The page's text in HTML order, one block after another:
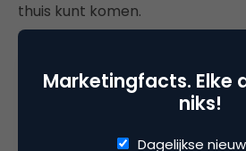
thuis kunt komen.
De echte internetwinnaars zijn
en domineren inmiddels niet
maar ook de ranglijsten van
Marketingfacts. Elke
niks!
Dagelijkse